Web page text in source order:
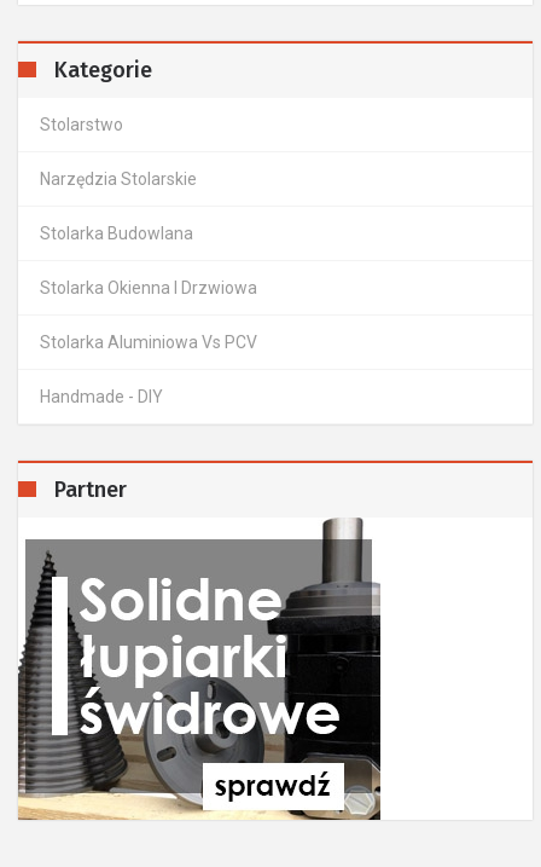
Kategorie
Stolarstwo
Narzędzia Stolarskie
Stolarka Budowlana
Stolarka Okienna I Drzwiowa
Stolarka Aluminiowa Vs PCV
Handmade - DIY
Partner